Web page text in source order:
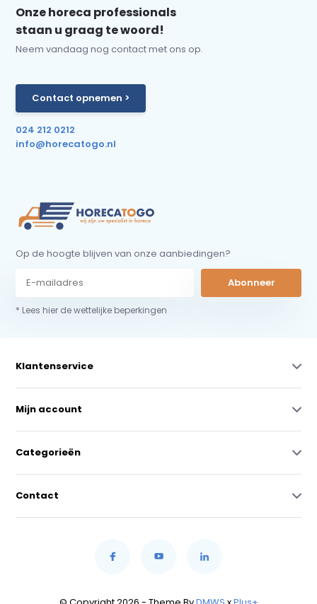
Onze horeca professionals
staan u graag te woord!
Neem vandaag nog contact met ons op.
Contact opnemen >
024 212 0212
info@horecatogo.nl
Op de hoogte blijven van onze aanbiedingen?
Abonneer
* Lees hier de wettelijke beperkingen
Klantenservice
Mijn account
Categorieën
Contact